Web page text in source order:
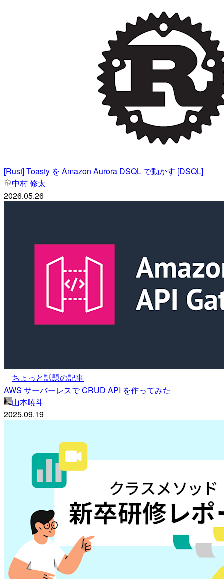
[Rust] Toasty を Amazon Aurora DSQL で動かす [DSQL]
中村 修太
2026.05.26
ちょっと話題の記事
AWS サーバーレスで CRUD API を作ってみた
山本暁斗
2025.09.19